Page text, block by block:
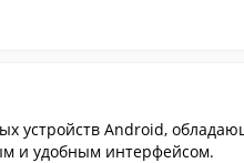
устройств Android,
и удобным интерфейсом.